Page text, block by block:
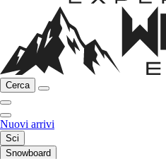
Cerca
Nuovi arrivi
Sci
Snowboard